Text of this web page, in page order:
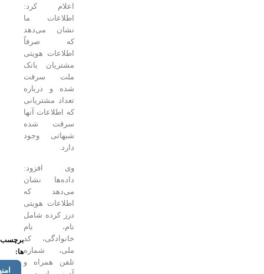
اعلام کرد:
اطلاعات ما
نشان می‌دهد
که صرفاً
اطلاعات هویتی
مشتریان بانک
ملت سرقت
شده و درباره
تعداد مشتریانی
که اطلاعات آنها
سرقت شده
شبهاتی وجود
وی افزود:
داده‌ها نشان
می‌دهد که
اطلاعات هویتی
درز کرده شامل
نام، نام
خانوادگی، کد
ملی، شماره
تلفن همراه و
برچسب
ها: